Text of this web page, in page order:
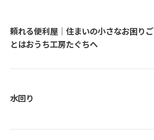
頼れる便利屋｜住まいの小さなお困りご
とはおうち工房たぐちへ
水回り